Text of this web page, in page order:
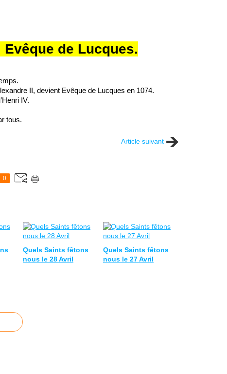
de Lucques.
II, devient Evêque de Lucques en 1074.
IV.
tous.
Article suivant
0
Quels Saints fêtons
nous le 28 Avril
Quels Saints fêtons
nous le 27 Avril